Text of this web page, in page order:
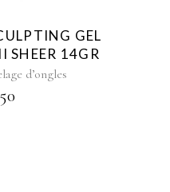
GEL
SHEER 14GR
d’ongles